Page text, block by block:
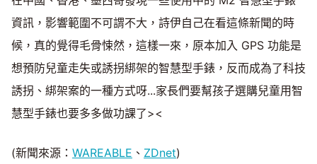
資訊，影響範圍不可謂不大，詩伊自己在看這條新聞的時
候，真的覺得毛骨悚然，這樣一來，原本加入 GPS 功能是
想預防兒童走失或誘拐綁架的智慧型手錶，反而成為了科技
誘拐、綁架案的一種方式呀...家長們要幫孩子選購兒童用智
慧型手錶也要多多做功課了><
(新聞來源： WAREABLE 、 ZDnet)